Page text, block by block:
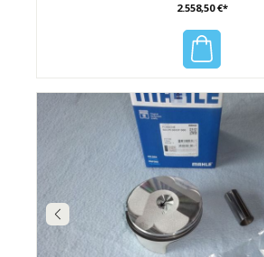
N Kolbenspiel [mm]: 0,025 Nettogewicht [g]: 505,0
2.558,50 €*